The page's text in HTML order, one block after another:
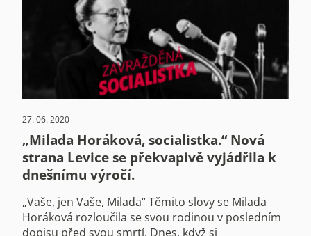
27. 06. 2020
„Milada Horáková, socialistka.“ Nová
strana Levice se překvapivě vyjádřila k
dnešnímu výročí.
„Vaše, jen Vaše, Milada“ Těmito slovy se Milada
Horáková rozloučila se svou rodinou v posledním
dopisu před svou smrtí. Dnes, když si